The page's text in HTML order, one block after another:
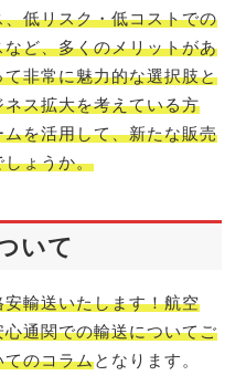
低リスク・低コストでの
ど、多くのメリットがあ
非常に魅力的な選択肢と
ス拡大を考えている方
を活用して、新たな販売
しょうか。
いて
輸送いたします！航空
通関での輸送についてご
てのコラムとなります。